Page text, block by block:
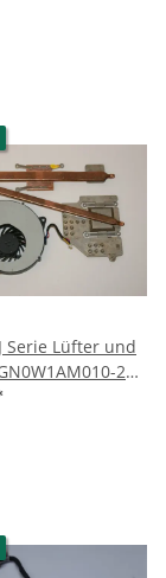
Serie Lüfter und
2